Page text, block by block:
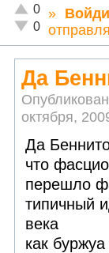
Отлично!
0
Неадекватно!
0
»
Да
октября,
Да
что
перешло
типичный
века
как